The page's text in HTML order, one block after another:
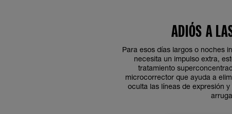
ADIÓS A
Para esos días largos o noches
necesita un impulso extra,
tratamiento
microcorrector que ayuda a
oculta las líneas de expresión